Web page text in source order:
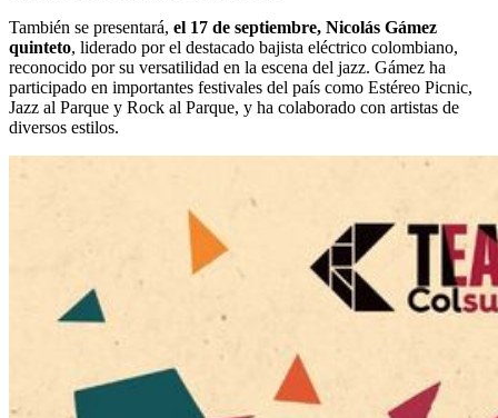
También se presentará, el 17 de septiembre, Nicolás Gámez
quinteto, liderado por el destacado bajista eléctrico colombiano,
reconocido por su versatilidad en la escena del jazz. Gámez ha
participado en importantes festivales del país como Estéreo Picnic,
Jazz al Parque y Rock al Parque, y ha colaborado con artistas de
diversos estilos.